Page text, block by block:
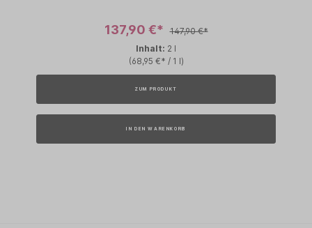
137,90 €*
147,90 €*
Inhalt: 2 l
(68,95 €* / 1 l)
ZUM PRODUKT
IN DEN WARENKORB